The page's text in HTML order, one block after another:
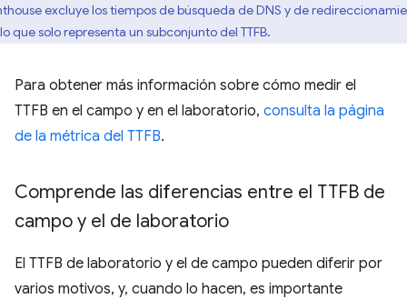
excluye los tiempos de búsqueda de DNS y de
que solo representa un subconjunto del TTFB.
Para obtener más información sobre cómo medir el
TTFB en el campo y en el laboratorio, consulta la página
de la métrica del TTFB.
Comprende las diferencias entre el TTFB de
campo y el de laboratorio
El TTFB de laboratorio y el de campo pueden diferir por
varios motivos, y, cuando lo hacen, es importante